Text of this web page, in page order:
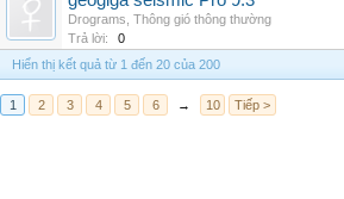
Drograms Thông gió thông thường
Trả lời:
0
Hiển thị kết quả từ 1 đến 20 của 200
1 2 3 4 5 6 → 10 Tiếp >